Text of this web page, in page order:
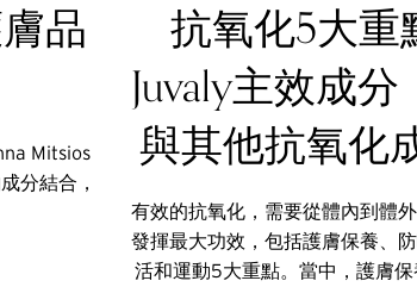
品
Mitsios
分結合，
抗氧化5大重
Juvaly主效成分
與其他抗氧化
有效的抗氧化，需要從體內到體
發揮最大功效，包括護膚保養、
活和運動5大重點。當中，護膚